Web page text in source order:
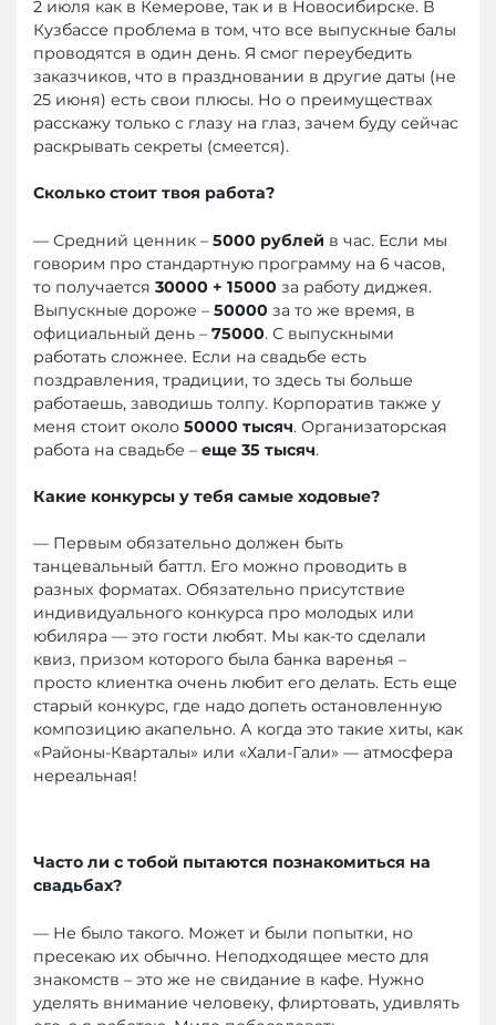
2 июля как в Кемерове, так и в Новосибирске. В
Кузбассе проблема в том, что все выпускные балы
проводятся в один день. Я смог переубедить
заказчиков, что в праздновании в другие даты (не
25 июня) есть свои плюсы. Но о преимуществах
расскажу только с глазу на глаз, зачем буду сейчас
раскрывать секреты (смеется).
Сколько стоит твоя работа?
— Средний ценник – 5000 рублей в час. Если мы
говорим про стандартную программу на 6 часов,
то получается 30000 + 15000 за работу диджея.
Выпускные дороже – 50000 за то же время, в
официальный день – 75000. С выпускными
работать сложнее. Если на свадьбе есть
поздравления, традиции, то здесь ты больше
работаешь, заводишь толпу. Корпоратив также у
меня стоит около 50000 тысяч. Организаторская
работа на свадьбе – еще 35 тысяч.
Какие конкурсы у тебя самые ходовые?
— Первым обязательно должен быть
танцевальный баттл. Его можно проводить в
разных форматах. Обязательно присутствие
индивидуального конкурса про молодых или
юбиляра — это гости любят. Мы как-то сделали
квиз, призом которого была банка варенья –
просто клиентка очень любит его делать. Есть еще
старый конкурс, где надо допеть остановленную
композицию акапельно. А когда это такие хиты, как
«Районы-Кварталы» или «Хали-Гали» — атмосфера
нереальная!
Часто ли с тобой пытаются познакомиться на
свадьбах?
— Не было такого. Может и были попытки, но
пресекаю их обычно. Неподходящее место для
знакомств – это же не свидание в кафе. Нужно
уделять внимание человеку, флиртовать, удивлять